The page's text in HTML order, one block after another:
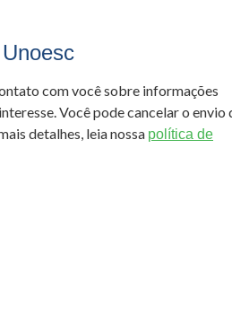
com você sobre informações
Você pode cancelar o envio
detalhes, leia nossa política de